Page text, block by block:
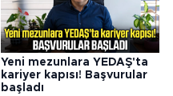
Yeni mezunlara YEDAŞ'ta
kariyer kapısı! Başvurular
başladı